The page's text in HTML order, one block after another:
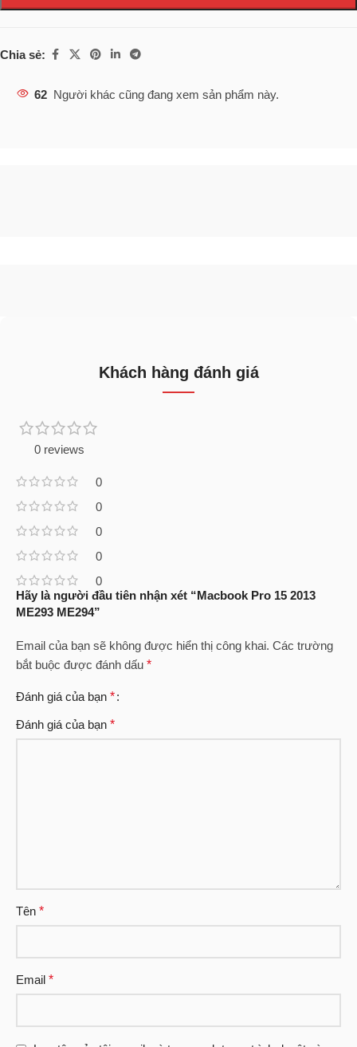
Chia sẻ:
62 Người khác cũng đang xem sản phẩm này.
Khách hàng đánh giá
0 reviews
0
0
0
0
0
Hãy là người đầu tiên nhận xét “Macbook Pro 15 2013
ME293 ME294”
Email của bạn sẽ không được hiển thị công khai. Các trường
bắt buộc được đánh dấu *
Đánh giá của bạn *
Đánh giá của bạn *
Tên *
Email *